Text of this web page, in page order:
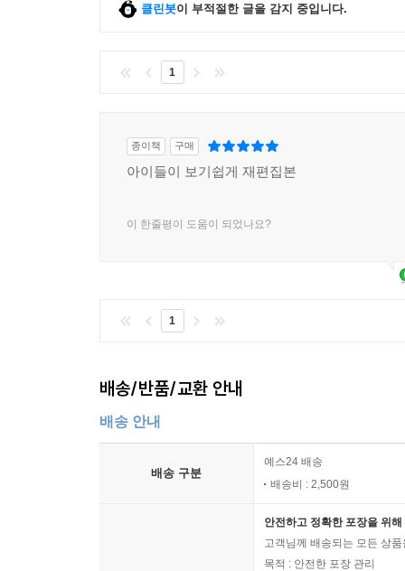
클린봇이 부적절한 글을 감지 중입니다.
1
종이책 구매
아이들이 보기쉽게 재편집본
이 한줄평이 도움이 되었나요?
1
배송/반품/교환 안내
배송 안내
배송 구분
예스24 배송
배송비 : 2,500원
안전하고 정확한 포장을 위
고객님께 배송되는 모든 상
목적 : 안전한 포장 관리